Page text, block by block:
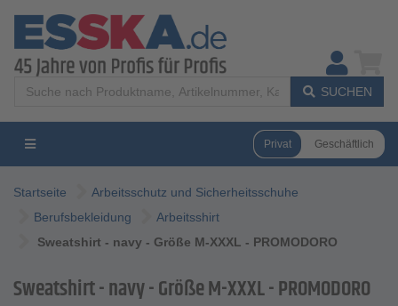
SUCHEN
Privat Geschäftlich
Startseite
Arbeitsschutz und Sicherheitsschuhe
Berufsbekleidung
Arbeitsshirt
Sweatshirt - navy - Größe M-XXXL - PROMODORO
Sweatshirt - navy - Größe M-XXXL - PROMODORO